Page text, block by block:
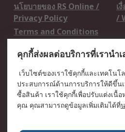
นโยบายของ RS Online /
Privacy Policy
เ
/
Terms and Conditions
เกี่ยวกับ RS / About RS
RS ทั่วโลก / RS
Worldwide
ข่
บริษัทในเครือ RS /
วิ
คุกกี้ส่งผลต่อบริการที่เรานำ
เว็บไซต์ของเราใช้คุกกี้และเทคโน
ประสบการณ์ด้านการบริการให้ดีขึ้น
ซื้อสินค้า เราใช้คุกกี้เพื่อปรับแต่งเนื้
คุณ คุณสามารถดูข้อมูลเพิ่มเติมได้ที่